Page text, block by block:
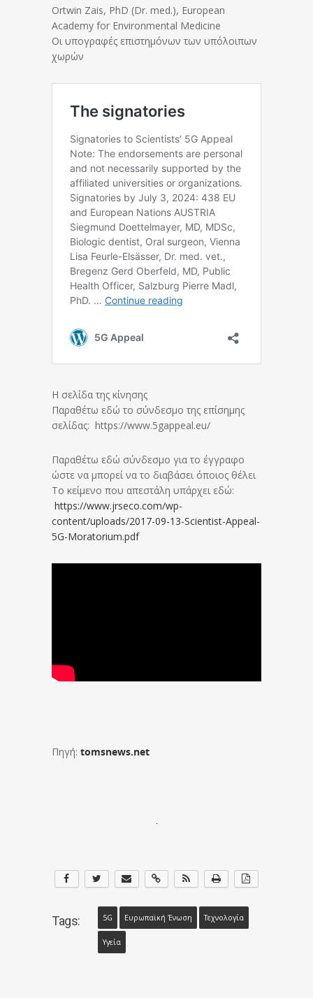
Ortwin Zais, PhD (Dr. med.), European
Academy for Environmental Medicine
Οι υπογραφές επιστημόνων των υπόλοιπων
χωρών
Η σελίδα της κίνησης
Παραθέτω εδώ το σύνδεσμο της επίσημης
σελίδας: https://www.5gappeal.eu/
Παραθέτω εδώ σύνδεσμο για το έγγραφο
ώστε να μπορεί να το διαβάσει όποιος θέλει
Το κείμενο που απεστάλη υπάρχει εδώ:
https://www.jrseco.com/wp-
content/uploads/2017-09-13-Scientist-Appeal-
5G-Moratorium.pdf
Πηγή: tomsnews.net
Tags: 5G Ευρωπαϊκή Ένωση Τεχνολογία
Υγεία